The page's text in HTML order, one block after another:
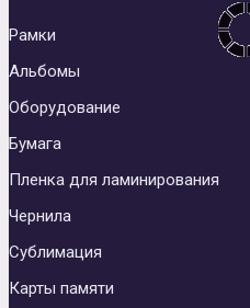
Рамки
Альбомы
Оборудование
Бумага
Пленка для ламинирования
Чернила
Сублимация
Карты памяти